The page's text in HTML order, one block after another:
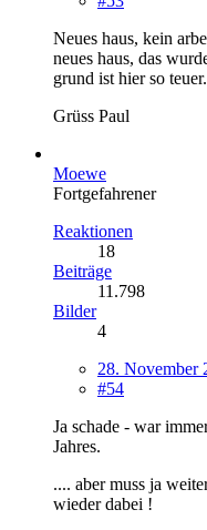
Neues haus, kein
neues haus, das
grund ist hier so teuer.
Grüss Paul
Moewe
Fortgefahrener
Reaktionen
18
Beiträge
11.798
Bilder
4
28. November
#54
Ja schade - war
Jahres.
.... aber muss ja
wieder dabei !